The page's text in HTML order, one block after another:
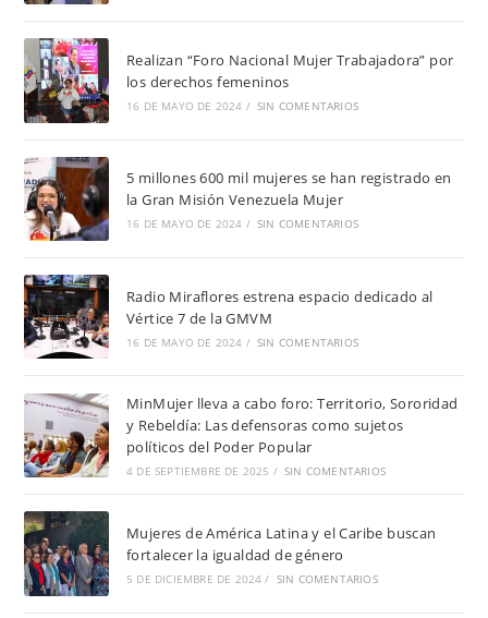
Realizan “Foro Nacional Mujer Trabajadora” por
los derechos femeninos
16 DE MAYO DE 2024 / SIN COMENTARIOS
5 millones 600 mil mujeres se han registrado en
la Gran Misión Venezuela Mujer
16 DE MAYO DE 2024 / SIN COMENTARIOS
Radio Miraflores estrena espacio dedicado al
Vértice 7 de la GMVM
16 DE MAYO DE 2024 / SIN COMENTARIOS
MinMujer lleva a cabo foro: Territorio, Sororidad
y Rebeldía: Las defensoras como sujetos
políticos del Poder Popular
4 DE SEPTIEMBRE DE 2025 / SIN COMENTARIOS
Mujeres de América Latina y el Caribe buscan
fortalecer la igualdad de género
5 DE DICIEMBRE DE 2024 / SIN COMENTARIOS